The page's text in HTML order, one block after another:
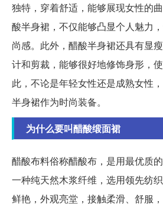
独特，穿着舒适，能够展现女性的
酸半身裙，不仅能够凸显个人魅力
尚感。此外，醋酸半身裙还具有显
计和剪裁，能够很好地修饰身形，
此，不论是年轻女性还是成熟女性
半身裙作为时尚装备。
为什么要叫醋酸缎面裙
醋酸布料俗称醋酸布，是用最优质
一种纯天然木浆纤维，选用领先纺
鲜艳，外观亮堂，接触柔滑、舒服